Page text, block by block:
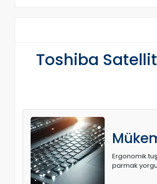
Toshiba
Ergonomik
parmak